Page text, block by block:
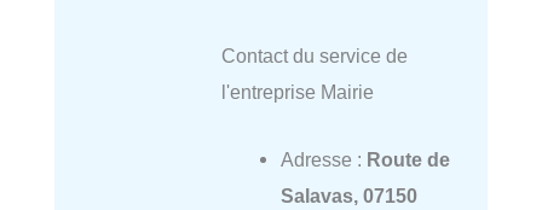
Contact du service de
l'entreprise Mairie
Adresse : Route de
Salavas, 07150